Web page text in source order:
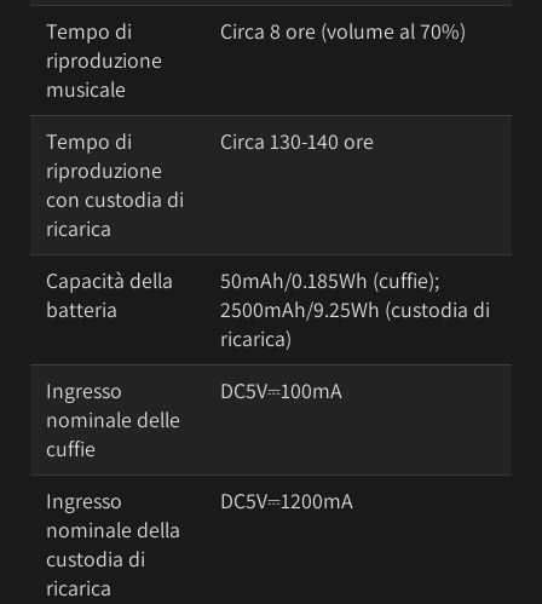
Tempo di
riproduzione
musicale
Circa 8 ore (volume al 70%)
Tempo di
riproduzione
con custodia di
ricarica
Circa 130-140 ore
Capacità della
batteria
50mAh/0.185Wh (cuffie);
2500mAh/9.25Wh (custodia di
ricarica)
Ingresso
nominale delle
cuffie
DC5V⎓100mA
Ingresso
nominale della
custodia di
ricarica
DC5V⎓1200mA